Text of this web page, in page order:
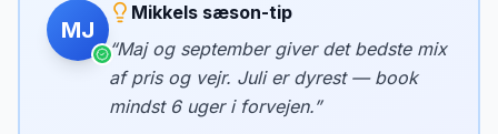
MJ
Mikkels sæson-tip
“Maj og september giver det bedste mix
af pris og vejr. Juli er dyrest — book
mindst 6 uger i forvejen.”